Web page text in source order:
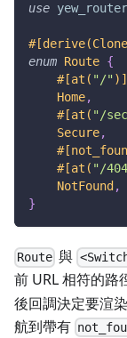
use yew_router
enum Route {
#[at( "/" )]
Home,
#[at( "/
Secure,
#[at( "/
NotFound ,
}
Route 與
前 URL 相符的路
後回調決定要渲
航到帶有